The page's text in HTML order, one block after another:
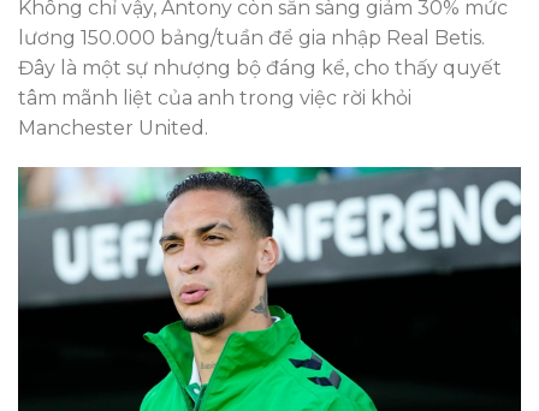
Không chỉ vậy, Antony còn sẵn sàng giảm 30% mức
lương 150.000 bảng/tuần để gia nhập Real Betis.
Đây là một sự nhượng bộ đáng kể, cho thấy quyết
tâm mãnh liệt của anh trong việc rời khỏi
Manchester United.